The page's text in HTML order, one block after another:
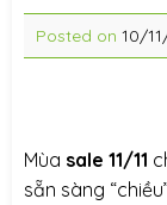
Posted on 10/
Mùa sale 11/11
sẵn sàng